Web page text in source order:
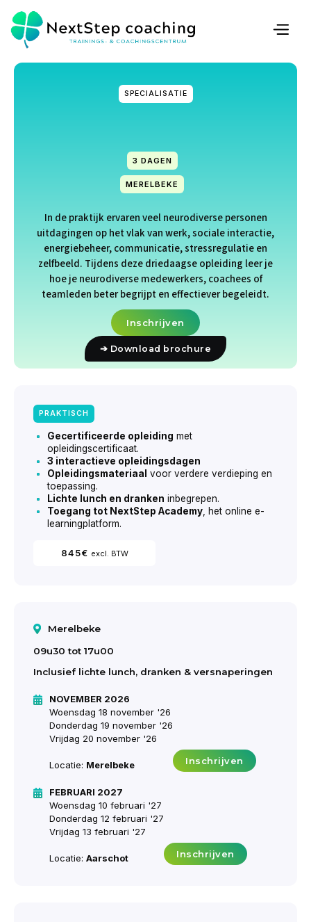
SPECIALISATIE
3 DAGEN
MERELBEKE
In de praktijk ervaren veel neurodiverse personen
uitdagingen op het vlak van werk, sociale interactie,
energiebeheer, communicatie, stressregulatie en
zelfbeeld. Tijdens deze driedaagse opleiding leer je
hoe je neurodiverse medewerkers, coachees of
teamleden beter begrijpt en effectiever begeleidt.
Inschrijven
➔ Download brochure
PRAKTISCH
Gecertificeerde opleiding met
opleidingscertificaat.
3 interactieve opleidingsdagen
Opleidingsmateriaal voor verdere verdieping en
toepassing.
Lichte lunch en dranken inbegrepen.
Toegang tot NextStep Academy , het online e-
learningplatform.
845€ excl. BTW

Merelbeke
09u30 tot 17u00
Inclusief lichte lunch, dranken & versnaperingen

NOVEMBER 2026
Woensdag 18 november '26
Donderdag 19 november '26
Vrijdag 20 november '26
Locatie: Merelbeke Inschrijven

FEBRUARI 2027
Woensdag 10 februari '27
Donderdag 12 februari '27
Vrijdag 13 februari '27
Locatie: Aarschot Inschrijven